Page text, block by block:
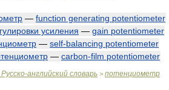
— function generating potentiometer
усиления — gain potentiometer
— self-balancing potentiometer
— carbon-film potentiometer
английский словарь > потенциометр